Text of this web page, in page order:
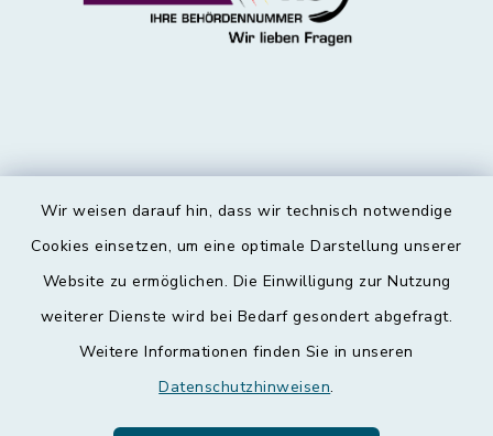
Wir weisen darauf hin, dass wir technisch notwendige
Cookies einsetzen, um eine optimale Darstellung unserer
Website zu ermöglichen. Die Einwilligung zur Nutzung
weiterer Dienste wird bei Bedarf gesondert abgefragt.
Weitere Informationen finden Sie in unseren
Datenschutzhinweisen.
Kontakt
Datenschutz